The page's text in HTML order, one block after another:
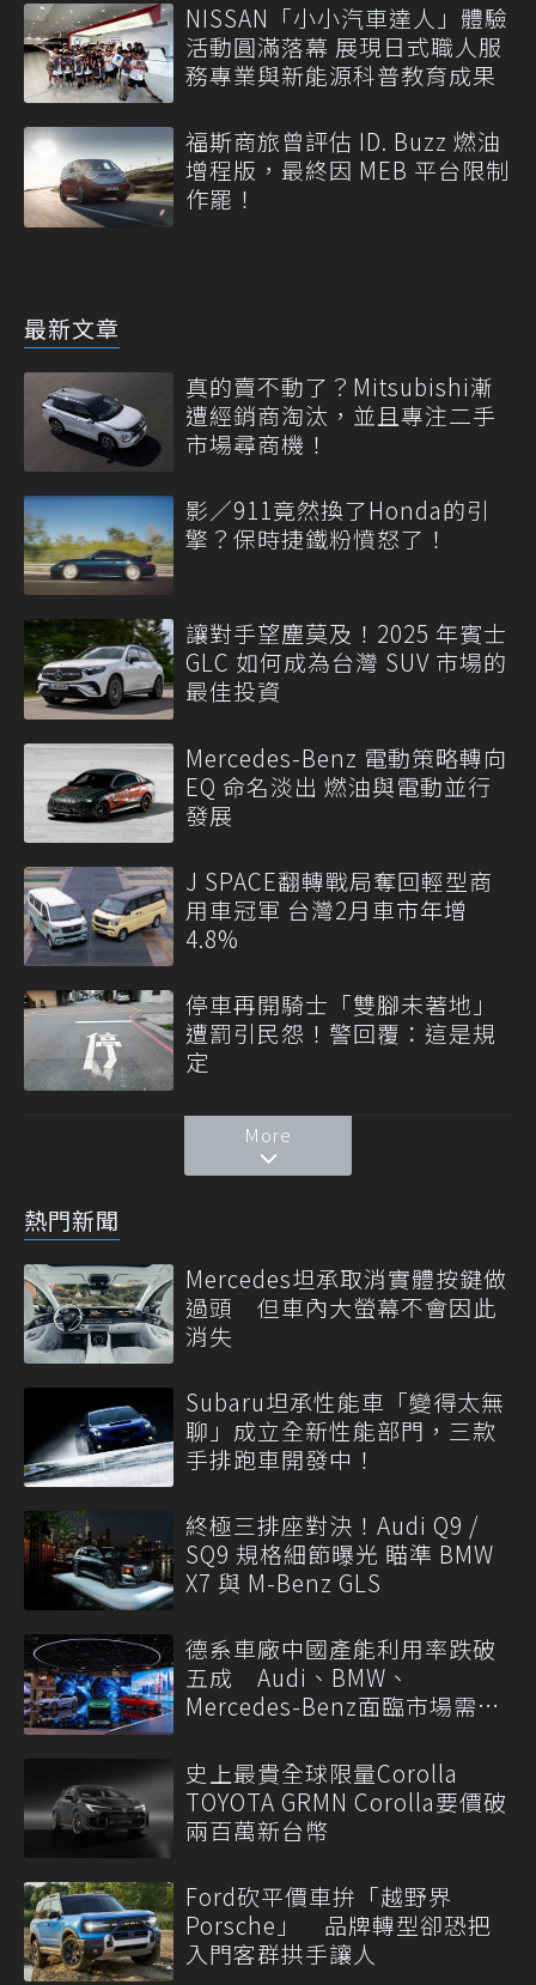
NISSAN「小小汽車達人」體驗
活動圓滿落幕 展現日式職人服
務專業與新能源科普教育成果
福斯商旅曾評估 ID. Buzz 燃油
增程版，最終因 MEB 平台限制
作罷！
最新文章
真的賣不動了？Mitsubishi漸
遭經銷商淘汰，並且專注二手
市場尋商機！
影／911竟然換了Honda的引
擎？保時捷鐵粉憤怒了！
讓對手望塵莫及！2025 年賓士
GLC 如何成為台灣 SUV 市場的
最佳投資
Mercedes-Benz 電動策略轉向
EQ 命名淡出 燃油與電動並行
發展
J SPACE翻轉戰局奪回輕型商
用車冠軍 台灣2月車市年增
4.8%
停車再開騎士「雙腳未著地」
遭罰引民怨！警回覆：這是規
定
More
熱門新聞
Mercedes坦承取消實體按鍵做
過頭 但車內大螢幕不會因此
消失
Subaru坦承性能車「變得太無
聊」成立全新性能部門，三款
手排跑車開發中！
終極三排座對決！Audi Q9 /
SQ9 規格細節曝光 瞄準 BMW
X7 與 M-Benz GLS
德系車廠中國產能利用率跌破
五成 Audi、BMW、
Mercedes-Benz面臨市場需求
史上最貴全球限量Corolla
TOYOTA GRMN Corolla要價破
兩百萬新台幣
Ford砍平價車拚「越野界
Porsche」 品牌轉型卻恐把
入門客群拱手讓人